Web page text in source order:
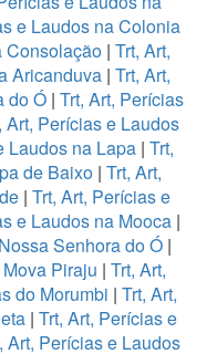
e Laudos na Colonia
Consolação | Trt, Art,
Aricanduva| Trt, Art,
do Ó| Trt, Art, Perícias
Art, Perícias e Laudos
Laudos na Lapa| Trt,
de Baixo | Trt, Art,
| Trt, Art, Perícias e
e Laudos na Mooca|
Senhora do Ó|
Piraju | Trt, Art,
do Morumbi | Trt, Art,
| Trt, Art, Perícias e
Art, Perícias e Laudos